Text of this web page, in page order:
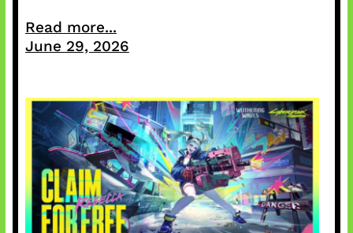
Read more...
June 29, 2026